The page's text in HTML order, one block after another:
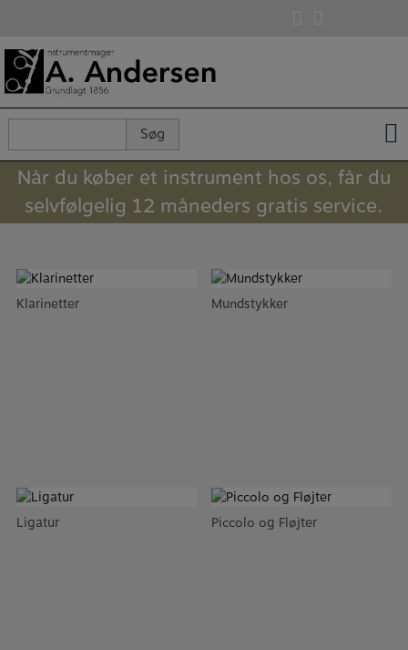
indholdet
efter:
Søg
Når du køber et instrument hos os, får du
selvfølgelig 12 måneders gratis service.
Klarinetter Mundstykker
Ligatur Piccolo og Fløjter